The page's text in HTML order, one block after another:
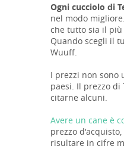
Ogni cucciolo di
nel modo
che tutto sia il più
Quando scegli il
Wuuff.
I prezzi non sono
paesi. Il prezzo
citarne alcuni.
Avere un cane è
prezzo
risultare in cifre